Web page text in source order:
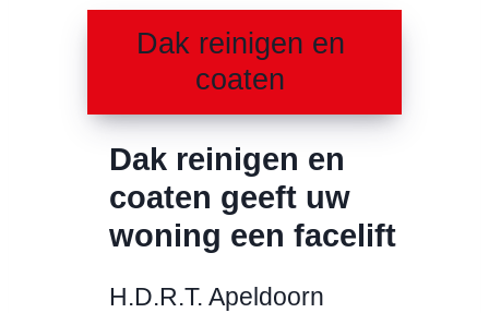
Dak reinigen en
coaten
Dak reinigen en
coaten geeft uw
woning een facelift
H.D.R.T. Apeldoorn